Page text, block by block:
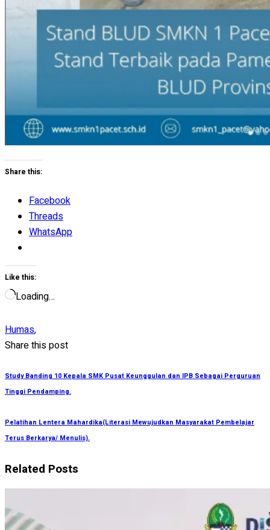
Share this:
Facebook
Threads
WhatsApp
Like this:
Loading…
Humas,
Share this post
Study Banding 10 Kepala SMK Pusat Keunggulan dan IPB Sebagai Perguruan
Tinggi Pendamping.
Pelatihan Lentera Mahardika(Literasi Mewujudkan Masyarakat Pembelajar
Terus Berkarya/ Menulis).
Related Posts